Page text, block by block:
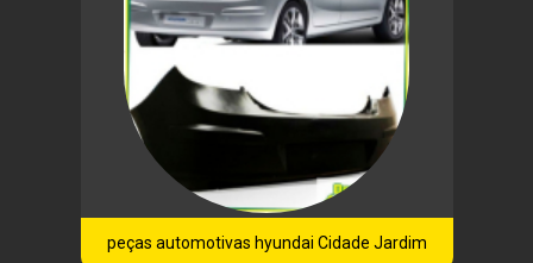
peças automotivas hyundai Cidade Jardim